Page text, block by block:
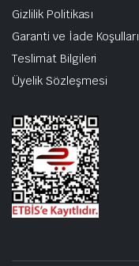
Gizlilik Politikası
Garanti ve İade Koşulları
Teslimat Bilgileri
Üyelik Sözleşmesi